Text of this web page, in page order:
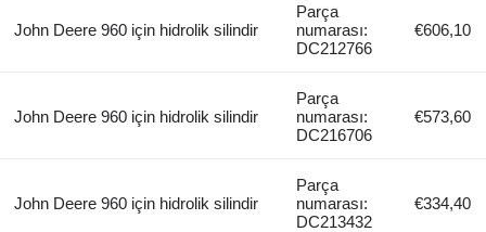
John Deere 960 için hidrolik silindir
Parça
numarası:
DC212766
€606,10
John Deere 960 için hidrolik silindir
Parça
numarası:
DC216706
€573,60
John Deere 960 için hidrolik silindir
Parça
numarası:
DC213432
€334,40